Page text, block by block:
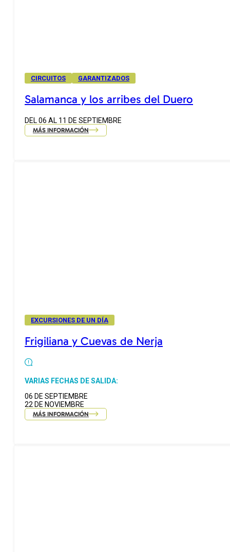
CIRCUITOS GARANTIZADOS
Salamanca y los arribes del Duero
DEL 06 AL 11 DE SEPTIEMBRE
MÁS INFORMACIÓN
EXCURSIONES DE UN DÍA
Frigiliana y Cuevas de Nerja
VARIAS FECHAS DE SALIDA:
06 DE SEPTIEMBRE
22 DE NOVIEMBRE
MÁS INFORMACIÓN